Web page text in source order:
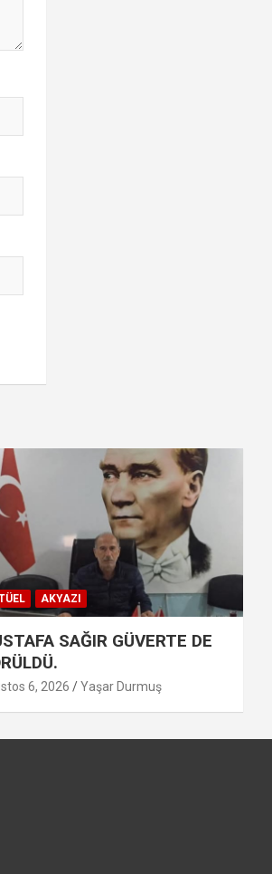
AKYAZI
SAĞIR GÜVERTE DE
6, 2026 Yaşar Durmuş